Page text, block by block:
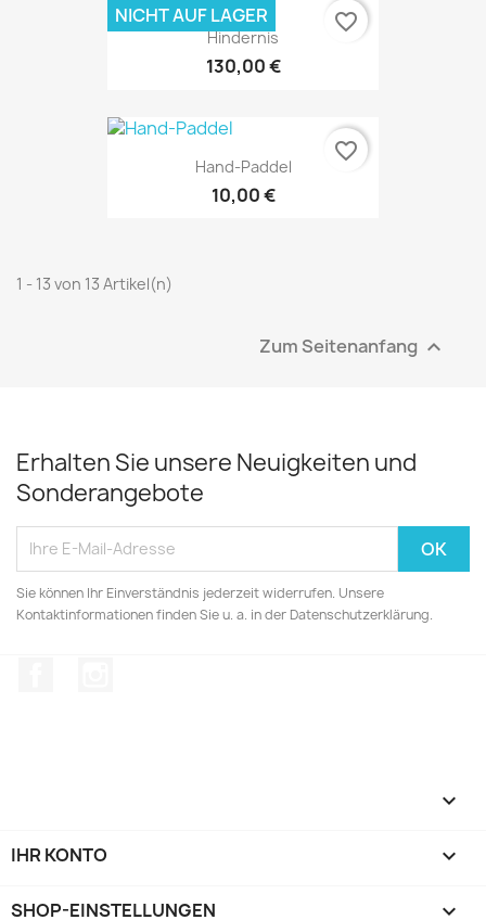
Hindernis
130,00 €
NICHT AUF LAGER favorite_border
Hand-Paddel
10,00 €
favorite_border
1 - 13 von 13 Artikel(n)
Zum Seitenanfang 
Erhalten Sie unsere Neuigkeiten und
Sonderangebote
Sie können Ihr Einverständnis jederzeit widerrufen. Unsere
Kontaktinformationen finden Sie u. a. in der Datenschutzerklärung.

IHR KONTO 
SHOP-EINSTELLUNGEN keyboard_arrow_down